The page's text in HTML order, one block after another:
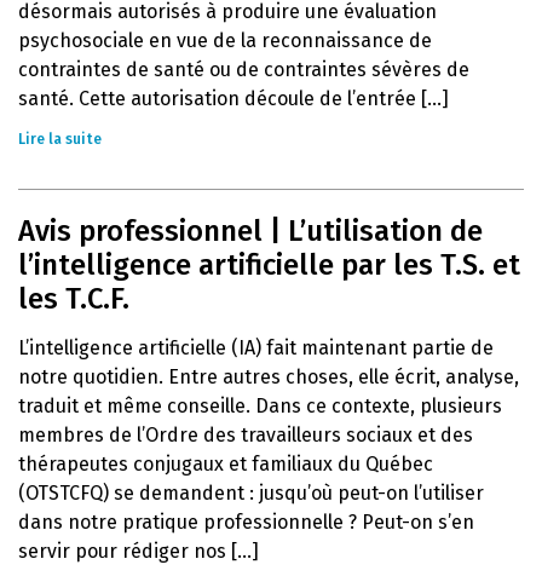
désormais autorisés à produire une évaluation
psychosociale en vue de la reconnaissance de
contraintes de santé ou de contraintes sévères de
santé. Cette autorisation découle de l’entrée [...]
Lire la suite
Avis professionnel | L’utilisation de
l’intelligence artificielle par les T.S. et
les T.C.F.
L’intelligence artificielle (IA) fait maintenant partie de
notre quotidien. Entre autres choses, elle écrit, analyse,
traduit et même conseille. Dans ce contexte, plusieurs
membres de l’Ordre des travailleurs sociaux et des
thérapeutes conjugaux et familiaux du Québec
(OTSTCFQ) se demandent : jusqu’où peut-on l’utiliser
dans notre pratique professionnelle ? Peut-on s’en
servir pour rédiger nos [...]